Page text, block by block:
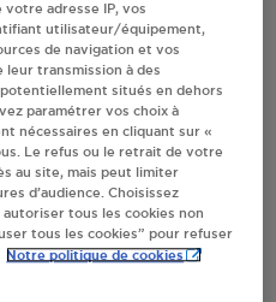
TOTAL
SARL HKM DISTRI
votre adresse IP, vos
utilisateur/équipement,
de navigation et vos
leur transmission à des
situés en dehors
paramétrer vos choix à
nécessaires en cliquant sur «
Le refus ou le retrait de votre
au site, mais peut limiter
d’audience. Choisissez
tous les cookies non
tous les cookies” pour refuser
Notre politique de cookies